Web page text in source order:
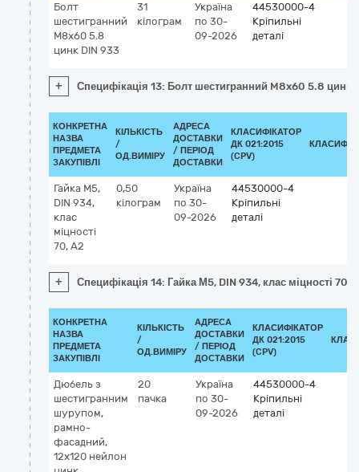
Болт
шестигранний
M8x60 5.8
цинк DIN 933
31
кілограм
Україна
по 30-
09-2026
44530000-4
Кріпильні
деталі
+ Специфікація 13: Болт шестигранний M8x60 5.8 цинк
КОНКРЕТНА
НАЗВА
ПРЕДМЕТА
ЗАКУПІВЛІ
КІЛЬКІСТЬ
/
ОД.ВИМІРУ
АДРЕСА
ДОСТАВКИ
/ ПЕРІОД
ДОСТАВКИ
КЛАСИФІКАТОР
ДК 021:2015
(CPV)
Гайка М5,
DIN 934,
клас
міцності
70, А2
0,50
кілограм
Україна
по 30-
09-2026
44530000-4
Кріпильні
деталі
+ Специфікація 14: Гайка М5, DIN 934, клас міцності 70,
КОНКРЕТНА
НАЗВА
ПРЕДМЕТА
ЗАКУПІВЛІ
КІЛЬКІСТЬ
/
ОД.ВИМІРУ
АДРЕСА
ДОСТАВКИ
/ ПЕРІОД
ДОСТАВКИ
КЛАСИФІКАТОР
ДК 021:2015
(CPV)
Дюбель з
шестигранним
шурупом,
рамно-
фасадний,
12x120 нейлон
20
пачка
Україна
по 30-
09-2026
44530000-4
Кріпильні
деталі